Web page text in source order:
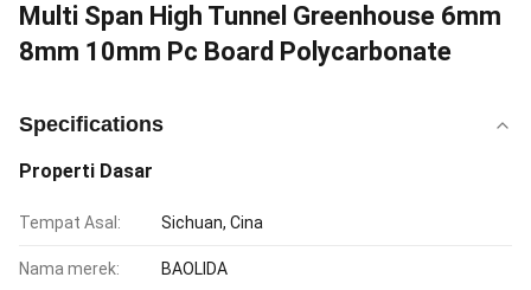
Multi Span High Tunnel Greenhouse 6mm
8mm 10mm Pc Board Polycarbonate
Specifications
Properti Dasar
Tempat Asal: Sichuan, Cina
Nama merek: BAOLIDA